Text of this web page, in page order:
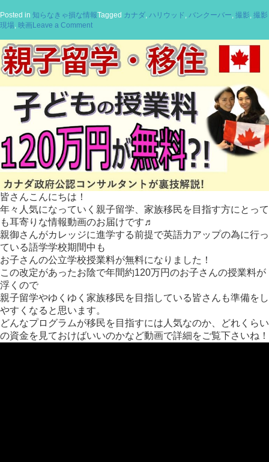
Posted in 知らなきゃ損な情報Tagged カナダ, ハリウッド , バンクーバー, 撮影, 撮影
現場, 映画Leave a Commenton
画
業
界
で
名
な
バ
ン
ク
ー
皆さんこんにちは！
年々人気になっていく親子留学、家族移民を目指す方にとって
も耳寄りな情報動画のお届けです♬
親御さんがカレッジに進学する前提で英語力アップの為に行っ
ている語学学校期間中も
お子さんの公立学校授業料が無料になりました！
この改定があったお陰で年間約120万円のお子さんの授業料が
浮くので
親子留学やゆくゆく家族移民を目指している皆さんも準備をし
やすくなると思います。
どんなプログラムが移民を目指すには人気なのか、どれくらい
の資金を見ておけばいいのかなど動画で詳細をご覧下さいね！